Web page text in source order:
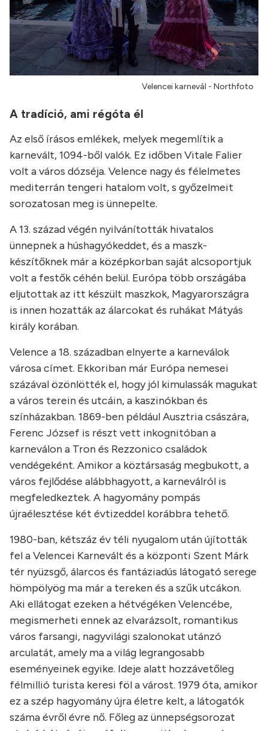
Velencei karnevál - Northfoto
A tradíció, ami régóta él
Az első írásos emlékek, melyek megemlítik a
karnevált, 1094-ből valók. Ez időben Vitale Falier
volt a város dózséja. Velence nagy és félelmetes
mediterrán tengeri hatalom volt, s győzelmeit
sorozatosan meg is ünnepelte.
A 13. század végén nyilvánították hivatalos
ünnepnek a húshagyókeddet, és a maszk-
készítőknek már a középkorban saját alcsoportjuk
volt a festők céhén belül. Európa több országába
eljutottak az itt készült maszkok, Magyarországra
is innen hozatták az álarcokat és ruhákat Mátyás
király korában.
Velence a 18. században elnyerte a karneválok
városa címet. Ekkoriban már Európa nemesei
százával özönlötték el, hogy jól kimulassák magukat
a város terein és utcáin, a kaszinókban és
színházakban. 1869-ben például Ausztria császára,
Ferenc József is részt vett inkognitóban a
karneválon a Tron és Rezzonico családok
vendégeként. Amikor a köztársaság megbukott, a
város fejlődése alábbhagyott, a karneválról is
megfeledkeztek. A hagyomány pompás
újraélesztése két évtizeddel korábbra tehető.
1980-ban, kétszáz év téli nyugalom után újították
fel a Velencei Karnevált és a központi Szent Márk
tér nyüzsgő, álarcos és fantáziadús látogató serege
hömpölyög ma már a tereken és a szűk utcákon.
Aki ellátogat ezeken a hétvégéken Velencébe,
megismerheti ennek az elvarázsolt, romantikus
város farsangi, nagyvilági szalonokat utánzó
arculatát, amely ma a világ legrangosabb
eseményeinek egyike. Ideje alatt hozzávetőleg
félmillió turista keresi föl a várost. 1979 óta, amikor
ez a szép hagyomány újra életre kelt, a látogatók
száma évről évre nő. Főleg az ünnepségsorozat